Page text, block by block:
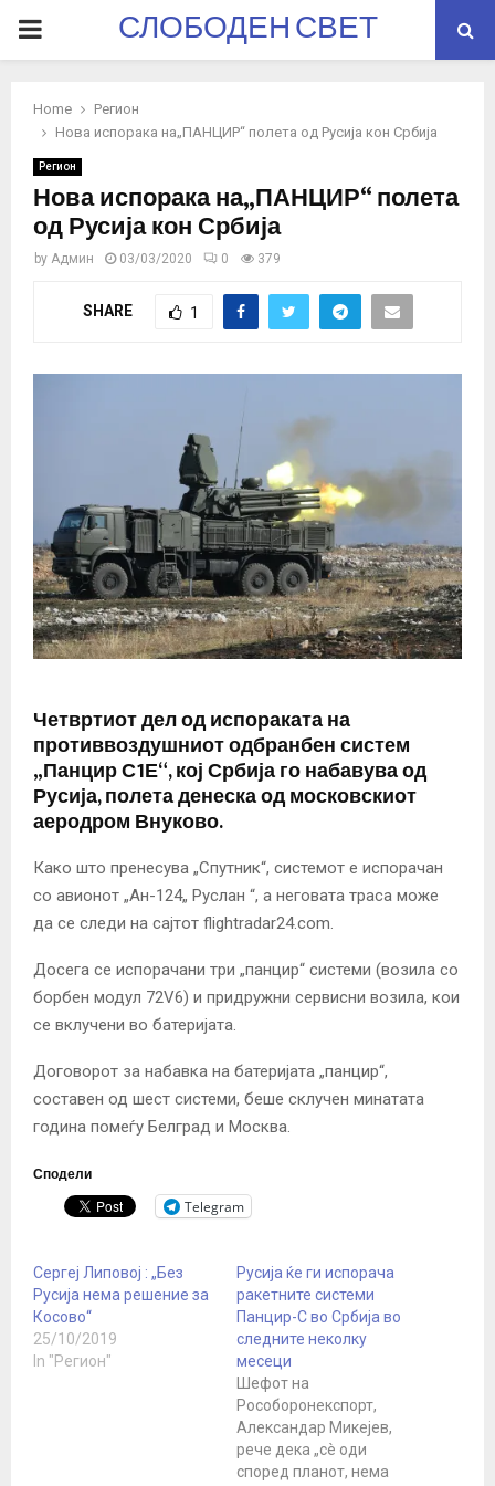
PRIMARYСЛОБОДЕН СВЕТ
Home
Регион
Нова испорака на„ПАНЦИР“ полета од Русија кон Србија
Регион
Нова испорака на„ПАНЦИР“ полета
од Русија кон Србија
by Админ 03/03/2020 0 379
SHARE 1
Четвртиот дел од испораката на
противвоздушниот одбранбен систем
„Панцир С1Е“, кој Србија го набавува од
Русија, полета денеска од московскиот
аеродром Внуково.
Како што пренесува „Спутник“, системот е испорачан
со авионот „Ан-124„ Руслан “, а неговата траса може
да се следи на сајтот flightradar24.com.
Досега се испорачани три „панцир“ системи (возила со
борбен модул 72V6) и придружни сервисни возила, кои
се вклучени во батеријата.
Договорот за набавка на батеријата „панцир“,
составен од шест системи, беше склучен минатата
година помеѓу Белград и Москва.
Сподели
Telegram
Сергеј Липовој : „Без
Русија нема решение за
Косово“
25/10/2019
In "Регион"
Русија ќе ги испорача
ракетните системи
Панцир-С во Србија во
следните неколку
месеци
Шефот на
Рособоронекспорт,
Александар Микејев,
рече дека „сè оди
според планот, нема